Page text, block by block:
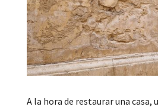
A la hora de restaurar una casa,